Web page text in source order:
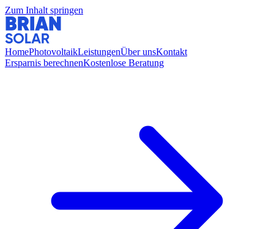
Zum Inhalt springen
HomePhotovoltaikLeistungenÜber unsKontakt
Ersparnis berechnenKostenlose Beratung